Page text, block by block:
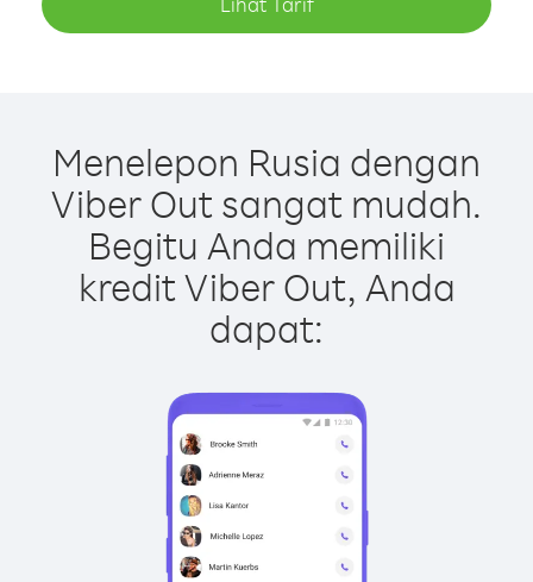
Menelepon Rusia dengan
Viber Out sangat mudah.
Begitu Anda memiliki
kredit Viber Out, Anda
dapat: